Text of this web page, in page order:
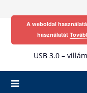
USB 3.0 –
A weboldal
használatát